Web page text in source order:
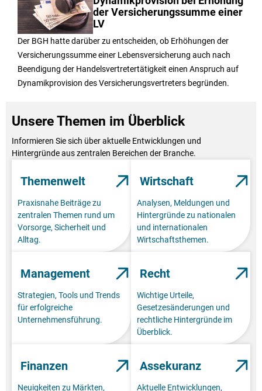
der Versicherungssumme einer
LV
Der BGH hatte darüber zu entscheiden, ob Erhöhungen der
Versicherungssumme einer Lebensversicherung auch nach
Beendigung der Handelsvertretertätigkeit einen Anspruch auf
Dynamikprovision des Versicherungsvertreters begründen.
Unsere Themen im Überblick
Informieren Sie sich über aktuelle Entwicklungen und
Hintergründe aus zentralen Bereichen der Branche.
Themenwelt
Praxisnahe Beiträge zu
zentralen Themen rund um
Vorsorge, Sicherheit und
Alltag.
Wirtschaft
Analysen, Meldungen und
Hintergründe zu nationalen
und internationalen
Wirtschaftsthemen.
Management
Strategien, Tools und Trends
für erfolgreiche
Unternehmensführung.
Recht
Wichtige Urteile,
Gesetzesänderungen und
rechtliche Hintergründe im
Überblick.
Finanzen
Neuigkeiten zu Märkten,
Assekuranz
Aktuelle Entwicklungen,